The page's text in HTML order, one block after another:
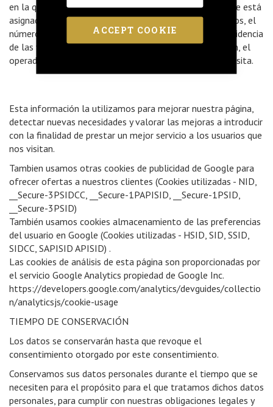
ACCEPT COOKIE
en la que se publican nuestras noticias, la ciudad a la que está
asignada la dirección IP desde la que acceden los usuarios, el
número de usuarios que nos visitan, la frecuencia y reincidencia
de las visitas, el tiempo de visita, el navegador que usan, el
operador o tipo de terminal desde el que se realiza la visita.
Esta información la utilizamos para mejorar nuestra página,
detectar nuevas necesidades y valorar las mejoras a introducir
con la finalidad de prestar un mejor servicio a los usuarios que
nos visitan.
Tambien usamos otras cookies de publicidad de Google para
ofrecer ofertas a nuestros clientes (Cookies utilizadas - NID,
__Secure-3PSIDCC, __Secure-1PAPISID, __Secure-1PSID,
__Secure-3PSID)
También usamos cookies almacenamiento de las preferencias
del usuario en Google (Cookies utilizadas - HSID, SID, SSID,
SIDCC, SAPISID APISID) .
Las cookies de análisis de esta página son proporcionadas por
el servicio Google Analytics propiedad de Google Inc.
https://developers.google.com/analytics/devguides/collectio
n/analyticsjs/cookie-usage
TIEMPO DE CONSERVACIÓN
Los datos se conservarán hasta que revoque el
consentimiento otorgado por este consentimiento.
Conservamos sus datos personales durante el tiempo que se
necesiten para el propósito para el que tratamos dichos datos
personales, para cumplir con nuestras obligaciones legales y